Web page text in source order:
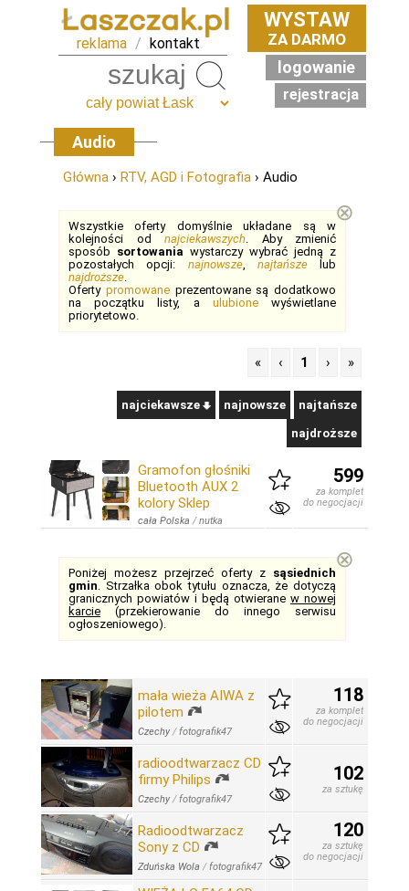
reklama / kontakt
WYSTAW
ZA DARMO
logowanie
rejestracja
Audio
Główna › RTV, AGD i Fotografia › Audio
Wszystkie oferty domyślnie układane są w
kolejności od najciekawszych. Aby zmienić
sposób sortowania wystarczy wybrać jedną z
pozostałych opcji: najnowsze, najtańszelub
najdroższe.
Oferty promowaneprezentowane są dodatkowo
na początku listy, a ulubionewyświetlane
priorytetowo.
⊗
« ‹ 1 › »
najciekawsze najnowsze najtańsze
najdroższe
Gramofon głośniki
Bluetooth AUX 2
kolory Sklep
cała Polska /nutka
599
za komplet
do negocjacji
Poniżej możesz przejrzeć oferty z sąsiednich
gmin. Strzałka obok tytułu oznacza, że dotyczą
granicznych powiatów i będą otwierane w nowej
karcie (przekierowanie do innego serwisu
ogłoszeniowego).
⊗
mała wieża AIWA z
pilotem
Czechy /fotografik47
118
za komplet
do negocjacji
radioodtwarzacz CD
firmy Philips
Czechy /fotografik47
102
za sztukę
Radioodtwarzacz
Sony z CD
Zduńska Wola /fotografik47
120
za sztukę
do negocjacji